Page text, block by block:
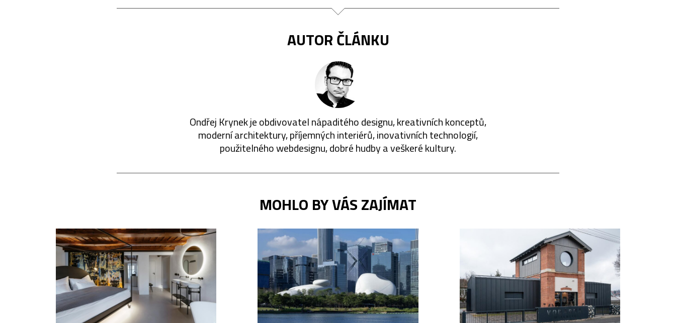
AUTOR ČLÁNKU
Ondřej Krynek je obdivovatel nápaditého designu, kreativních konceptů,
moderní architektury, příjemných interiérů, inovativních technologií,
použitelného webdesignu, dobré hudby a veškeré kultury.
MOHLO BY VÁS ZAJÍMAT